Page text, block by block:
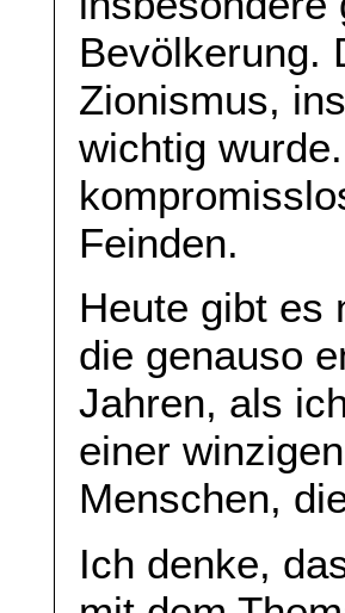
Bevölkerung.
Zionismus,
wichtig
Feinden.
Heute gibt es
die genauso
Jahren, als
einer
Menschen,
Ich denke,